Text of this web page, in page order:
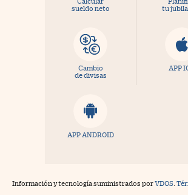
sueldo neto
tu
Cambio
de divisas
APP
APP ANDROID
Información y tecnología suministrados porVDOS